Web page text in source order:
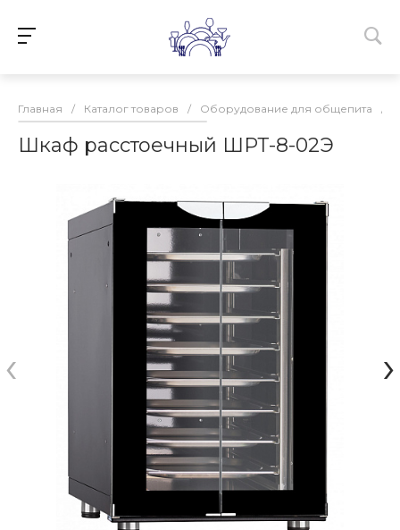
Главная / Каталог товаров / Оборудование для общепита /
Шкаф расстоечный ШРТ-8-02Э
‹ ›